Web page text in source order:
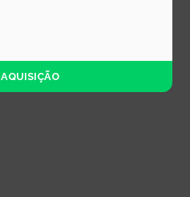
AQUISIÇÃO